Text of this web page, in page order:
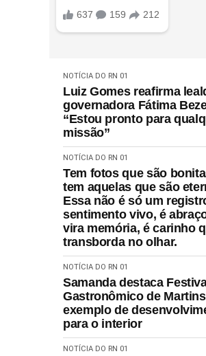
NOTÍCIA DO RN 01
Luiz Gomes reafirma
governadora Fátima
“Estou pronto para
missão”
NOTÍCIA DO RN 01
Tem fotos que são
tem aquelas que são
Essa não é só um
sentimento vivo, é
vira memória, é carinho
transborda no olhar.
NOTÍCIA DO RN 01
Samanda destaca
Gastronômico de
exemplo de
para o interior
NOTÍCIA DO RN 01